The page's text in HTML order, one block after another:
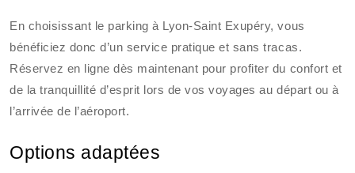
En choisissant le parking à Lyon-Saint Exupéry, vous
bénéficiez donc d’un service pratique et sans tracas.
Réservez en ligne dès maintenant pour profiter du confort et
de la tranquillité d’esprit lors de vos voyages au départ ou à
l’arrivée de l’aéroport.
Options adaptées